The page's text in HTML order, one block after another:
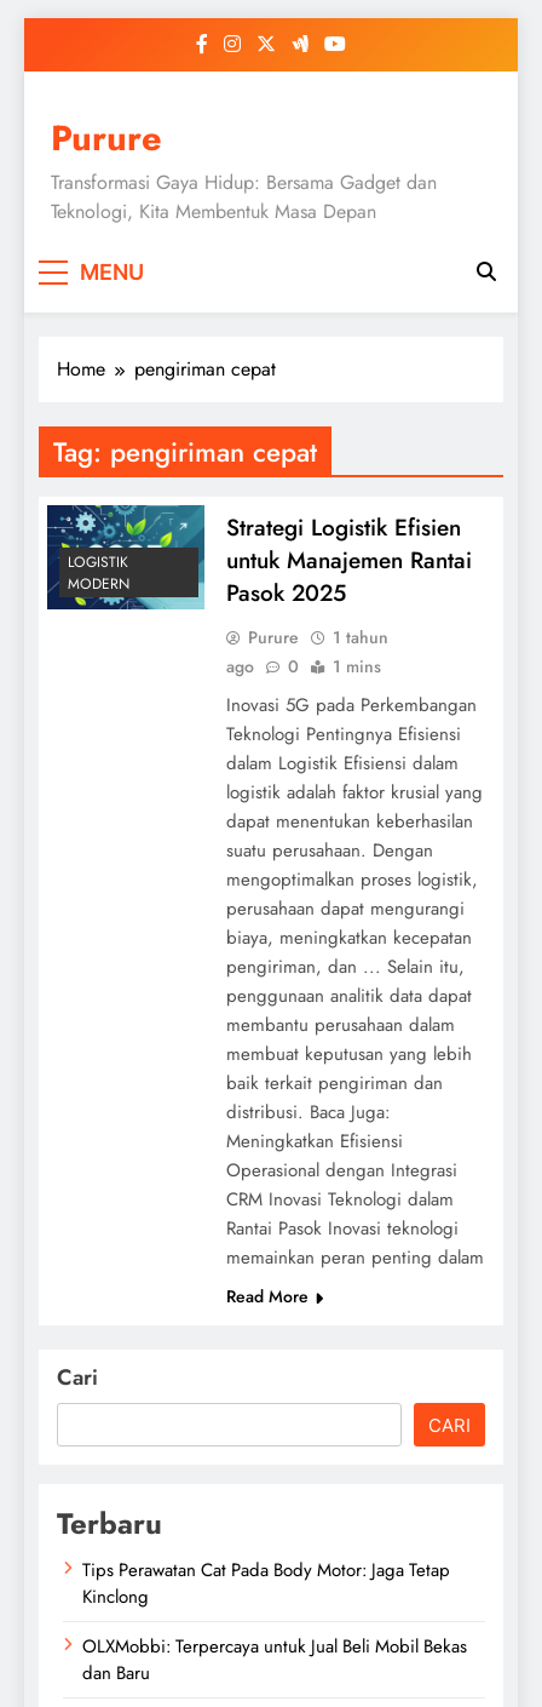
Purure
Transformasi Gaya Hidup: Bersama Gadget dan
Teknologi, Kita Membentuk Masa Depan
MENU
Home pengiriman cepat
Tag: pengiriman cepat
LOGISTIK
MODERN
Strategi Logistik Efisien
untuk Manajemen Rantai
Pasok 2025
Purure
1 tahun
ago
0 1 mins
Inovasi 5G pada Perkembangan
Teknologi Pentingnya Efisiensi
dalam Logistik Efisiensi dalam
logistik adalah faktor krusial yang
dapat menentukan keberhasilan
suatu perusahaan. Dengan
mengoptimalkan proses logistik,
perusahaan dapat mengurangi
biaya, meningkatkan kecepatan
pengiriman, dan ... Selain itu,
penggunaan analitik data dapat
membantu perusahaan dalam
membuat keputusan yang lebih
baik terkait pengiriman dan
distribusi. Baca Juga:
Meningkatkan Efisiensi
Operasional dengan Integrasi
CRM Inovasi Teknologi dalam
Rantai Pasok Inovasi teknologi
memainkan peran penting dalam
Read More
Cari
CARI
Terbaru
Tips Perawatan Cat Pada Body Motor: Jaga Tetap
Kinclong
OLXMobbi: Terpercaya untuk Jual Beli Mobil Bekas
dan Baru